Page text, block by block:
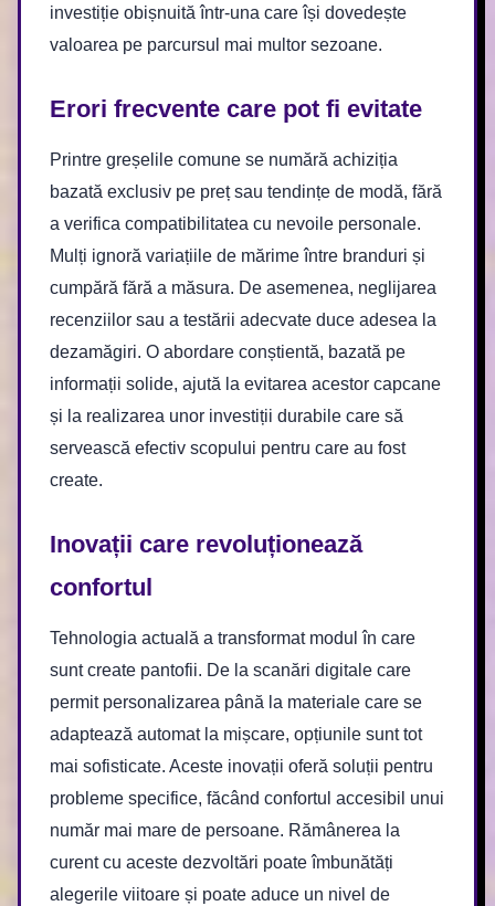
investiție obișnuită într-una care își dovedește
valoarea pe parcursul mai multor sezoane.
Erori frecvente care pot fi evitate
Printre greșelile comune se numără achiziția
bazată exclusiv pe preț sau tendințe de modă, fără
a verifica compatibilitatea cu nevoile personale.
Mulți ignoră variațiile de mărime între branduri și
cumpără fără a măsura. De asemenea, neglijarea
recenziilor sau a testării adecvate duce adesea la
dezamăgiri. O abordare conștientă, bazată pe
informații solide, ajută la evitarea acestor capcane
și la realizarea unor investiții durabile care să
servească efectiv scopului pentru care au fost
create.
Inovații care revoluționează
confortul
Tehnologia actuală a transformat modul în care
sunt create pantofii. De la scanări digitale care
permit personalizarea până la materiale care se
adaptează automat la mișcare, opțiunile sunt tot
mai sofisticate. Aceste inovații oferă soluții pentru
probleme specifice, făcând confortul accesibil unui
număr mai mare de persoane. Rămânerea la
curent cu aceste dezvoltări poate îmbunătăți
alegerile viitoare și poate aduce un nivel de